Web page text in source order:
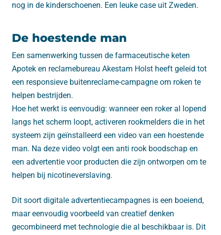
nog in de kinderschoenen. Een leuke case uit Zweden.
De hoestende man
Een samenwerking tussen de farmaceutische keten
Apotek en reclamebureau Akestam Holst heeft geleid tot
een responsieve buitenreclame-campagne om roken te
helpen bestrijden.
Hoe het werkt is eenvoudig: wanneer een roker al lopend
langs het scherm loopt, activeren rookmelders die in het
systeem zijn geïnstalleerd een video van een hoestende
man. Na deze video volgt een anti rook boodschap en
een advertentie voor producten die zijn ontworpen om te
helpen bij nicotineverslaving.
Dit soort digitale advertentiecampagnes is een boeiend,
maar eenvoudig voorbeeld van creatief denken
gecombineerd met technologie die al beschikbaar is. Dit